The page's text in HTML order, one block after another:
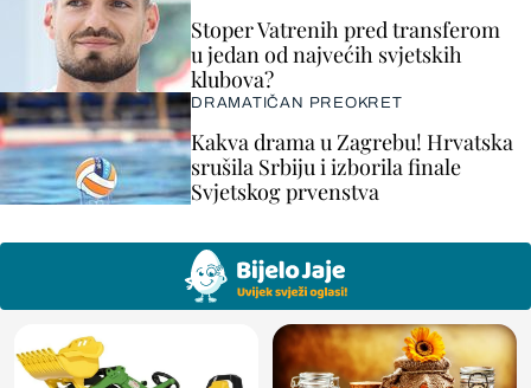
Stoper Vatrenih pred transferom
u jedan od najvećih svjetskih
klubova?
DRAMATIČAN PREOKRET
Kakva drama u Zagrebu! Hrvatska
srušila Srbiju i izborila finale
Svjetskog prvenstva